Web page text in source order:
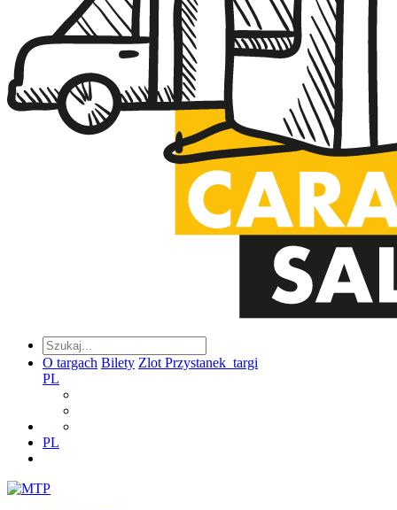
O targach Bilety Zlot Przystanek_targi
PL
PL